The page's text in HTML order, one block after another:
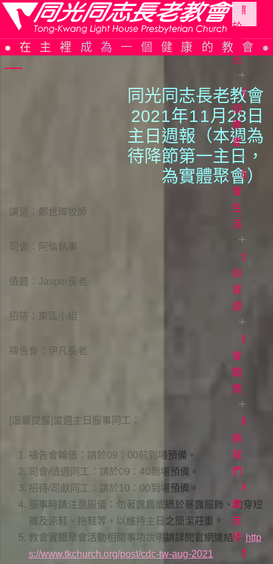
Skip
to
content
在主裡成為一個健康的教會
關
於
同
光
同
光
簡
史
組
織
架
構
仰
告
白
見
問
題
場
聲
明
參
加
聚
會
教
會
週
報
日
直
播
會
時
間
教
會
生
活
道
與
生
命
故
事
項
事
工
信
仰
資
源
日
讀
經
者
專
欄
影
《1946》
台
灣
首
社
會
關
懷
滋
關
懷
聯
絡
我
們
奉
獻
支
持
我
同光同志長老教會
2021年11月28日
主日週報（本週為
待降節第一主日，
為實體聚會）
講道：鄭世璋牧師
司會：阿倫執事
值週：Jasper長老
招待：東區小組
禱告會：伊凡長老
[溫馨提醒]當週主日服事同工：
禱告會輪值：請於09：00前到場預備。
司會/值週同工：請於09：40到場預備。
招待/司獻同工：請於10：00到場預備。
服事時請注意服儀：勿著露肩或過於暴露服飾、勿穿短
褲及涼鞋、拖鞋等，以維持主日之簡潔莊重。
教會實體聚會活動相關事項說明請詳閱官網連結： http
s://www.tkchurch.org/post/cdc-tw-aug-2021